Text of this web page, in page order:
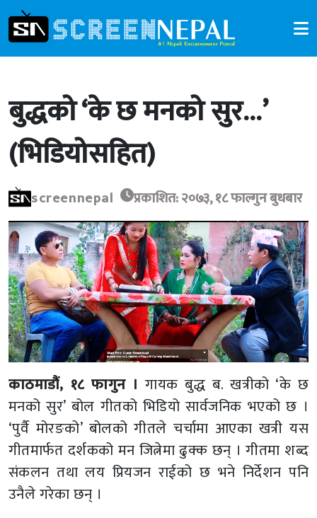
बुद्धको ‘के छ मनको सुर…’
(भिडियोसहित)
screennepal प्रकाशित: २०७३, १८ फाल्गुन बुधबार
काठमाडौं, १८ फागुन । गायक बुद्ध ब. खत्रीको ‘के छ
मनको सुर’ बोल गीतको भिडियो सार्वजनिक भएको छ ।
‘पुर्वै मोरङको’ बोलको गीतले चर्चामा आएका खत्री यस
गीतमार्फत दर्शकको मन जित्नेमा ढुक्क छन् । गीतमा शब्द
संकलन तथा लय प्रियजन राईको छ भने निर्देशन पनि
उनैले गरेका छन् ।